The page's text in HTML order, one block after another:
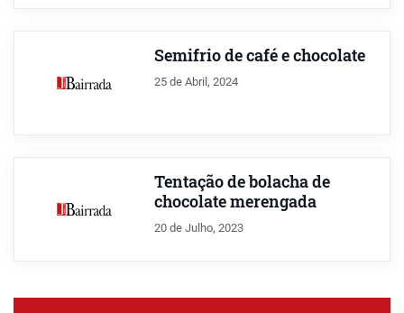
Semifrio de café e chocolate
25 de Abril, 2024
Tentação de bolacha de
chocolate merengada
20 de Julho, 2023